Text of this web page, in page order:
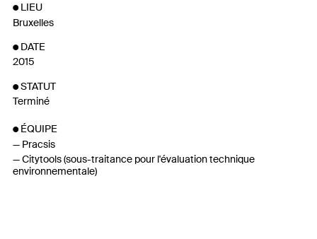
LIEU
Bruxelles
DATE
2015
STATUT
Terminé
ÉQUIPE
Pracsis
Citytools (sous-traitance pour l'évaluation technique
environnementale)